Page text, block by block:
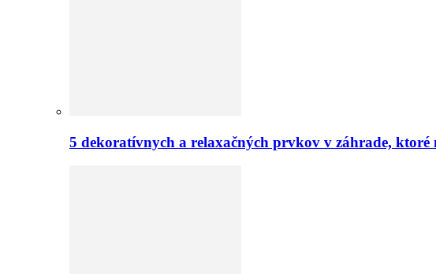
5 dekoratívnych a relaxačných prvkov v záhrade, ktoré